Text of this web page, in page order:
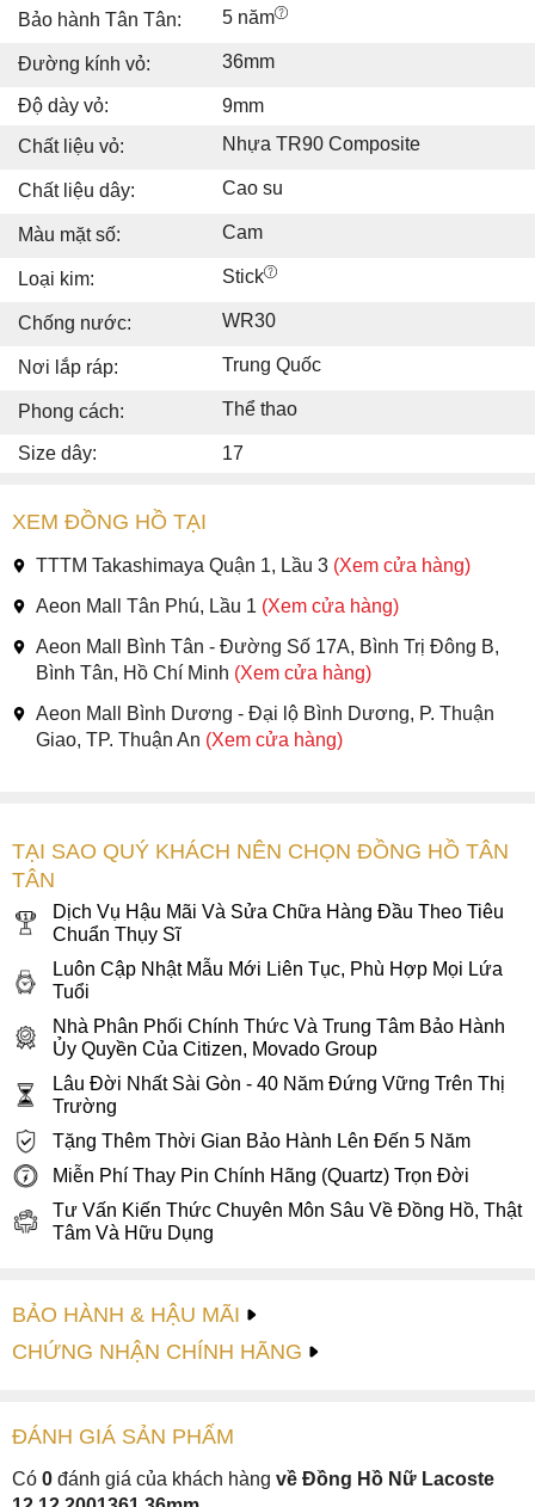
Bảo hành Tân Tân: 5 năm
Đường kính vỏ: 36mm
Độ dày vỏ:
9mm
Chất liệu vỏ:
Nhựa TR90 Composite
Chất liệu dây: Cao su
Màu mặt số: Cam
Loại kim: Stick
Chống nước: WR30
Nơi lắp ráp: Trung Quốc
Phong cách: Thể thao
Size dây: 17
XEM ĐỒNG HỒ TẠI
TTTM Takashimaya Quận 1, Lầu 3 (Xem cửa hàng)
Aeon Mall Tân Phú, Lầu 1 (Xem cửa hàng)
Aeon Mall Bình Tân - Đường Số 17A, Bình Trị Đông B,
Bình Tân, Hồ Chí Minh (Xem cửa hàng)
Aeon Mall Bình Dương - Đại lộ Bình Dương, P. Thuận
Giao, TP. Thuận An (Xem cửa hàng)
TẠI SAO QUÝ KHÁCH NÊN CHỌN ĐỒNG HỒ TÂN
TÂN
Dịch Vụ Hậu Mãi Và Sửa Chữa Hàng Đầu Theo Tiêu
Chuẩn Thụy Sĩ
Luôn Cập Nhật Mẫu Mới Liên Tục, Phù Hợp Mọi Lứa
Tuổi
Nhà Phân Phối Chính Thức Và Trung Tâm Bảo Hành
Ủy Quyền Của Citizen, Movado Group
Lâu Đời Nhất Sài Gòn - 40 Năm Đứng Vững Trên Thị
Trường
Tặng Thêm Thời Gian Bảo Hành Lên Đến 5 Năm
Miễn Phí Thay Pin Chính Hãng (Quartz) Trọn Đời
Tư Vấn Kiến Thức Chuyên Môn Sâu Về Đồng Hồ, Thật
Tâm Và Hữu Dụng
BẢO HÀNH & HẬU MÃI
CHỨNG NHẬN CHÍNH HÃNG
ĐÁNH GIÁ SẢN PHẤM
Có 0 đánh giá của khách hàng về Đồng Hồ Nữ Lacoste